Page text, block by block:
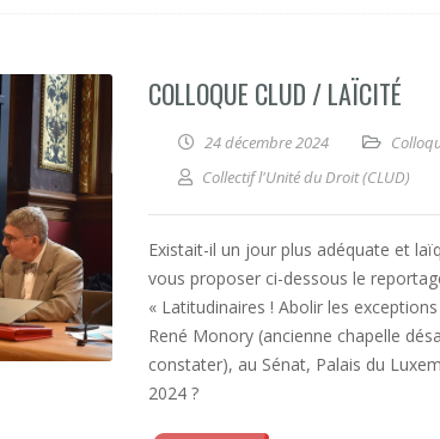
COLLOQUE CLUD / LAÏCITÉ
24 décembre 2024
Collectif l'Unité du Droit (CLUD)
Existait-il un jour plus adéquate et
vous proposer ci-dessous le
« Latitudinaires ! Abolir les
René Monory (ancienne chapelle
constater), au Sénat, Palais du
2024 ?